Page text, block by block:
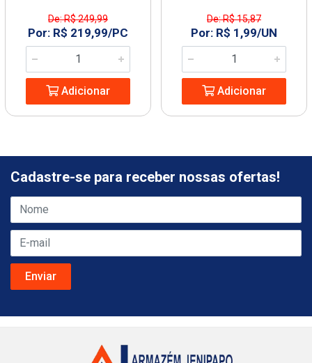
De: R$ 249,99
Por: R$ 219,99/PC
Adicionar
De: R$ 15,87
Por: R$ 1,99/UN
Adicionar
Cadastre-se para receber nossas ofertas!